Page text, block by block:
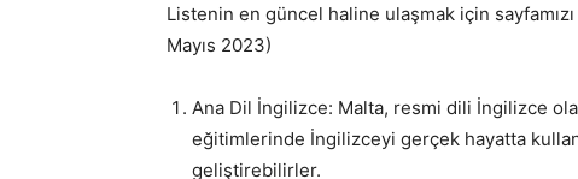
Listenin en güncel haline ulaşmak için
Mayıs 2023)
Ana Dil İngilizce: Malta, resmi dili İngilizce
eğitimlerinde İngilizceyi gerçek hayatta
geliştirebilirler.